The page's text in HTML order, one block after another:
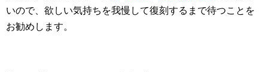
いので、欲しい気持ちを我慢して復刻するまで待つことを
お勧めします。